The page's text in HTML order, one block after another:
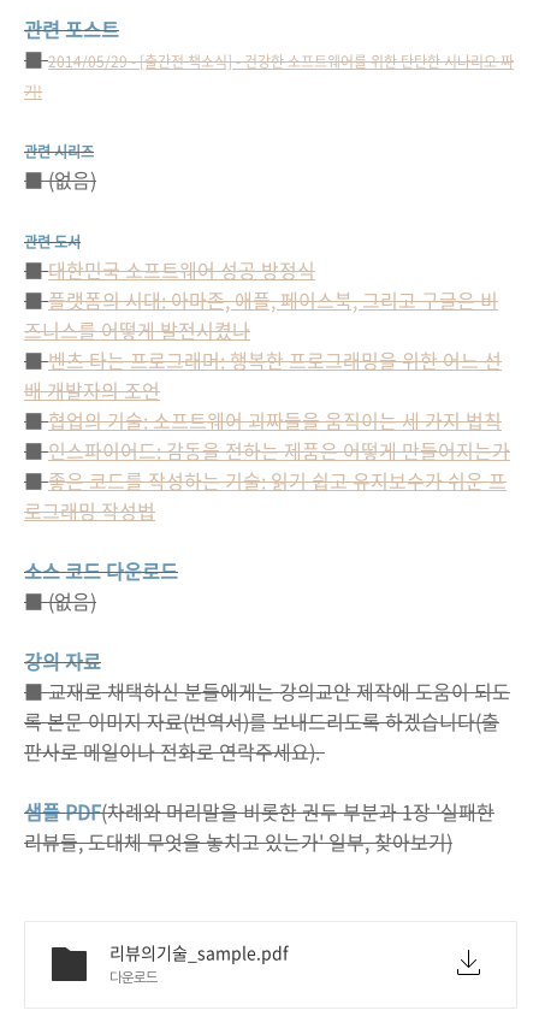
관련 포스트
■2014/05/29 - [출간전 책소식] - 건강한 소프트웨어를 위한 탄탄한 시나리오 짜
기!
관련 시리즈
■ (없음)
관련 도서
■대한민국 소프트웨어 성공 방정식
■플랫폼의 시대: 아마존, 애플, 페이스북, 그리고 구글은 비
즈니스를 어떻게 발전시켰나
■벤츠 타는 프로그래머: 행복한 프로그래밍을 위한 어느 선
배 개발자의 조언
■협업의 기술: 소프트웨어 괴짜들을 움직이는 세 가지 법칙
■인스파이어드: 감동을 전하는 제품은 어떻게 만들어지는가
■좋은 코드를 작성하는 기술: 읽기 쉽고 유지보수가 쉬운 프
로그래밍 작성법
소스 코드 다운로드
■ (없음)
강의 자료
■ 교재로 채택하신 분들에게는 강의교안 제작에 도움이 되도
록 본문 이미지 자료(번역서)를 보내드리도록 하겠습니다(출
판사로 메일이나 전화로 연락주세요).
샘플 PDF(차례와 머리말을 비롯한 권두 부분과 1장 '실패한
리뷰들, 도대체 무엇을 놓치고 있는가' 일부, 찾아보기)
리뷰의기술_sample.pdf
다운로드